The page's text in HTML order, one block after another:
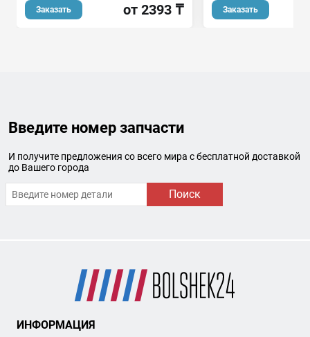
Заказать от 2393 ₸ Заказать
Введите номер запчасти
И получите предложения со всего мира с бесплатной доставкой
до Вашего города
Поиск
ИНФОРМАЦИЯ